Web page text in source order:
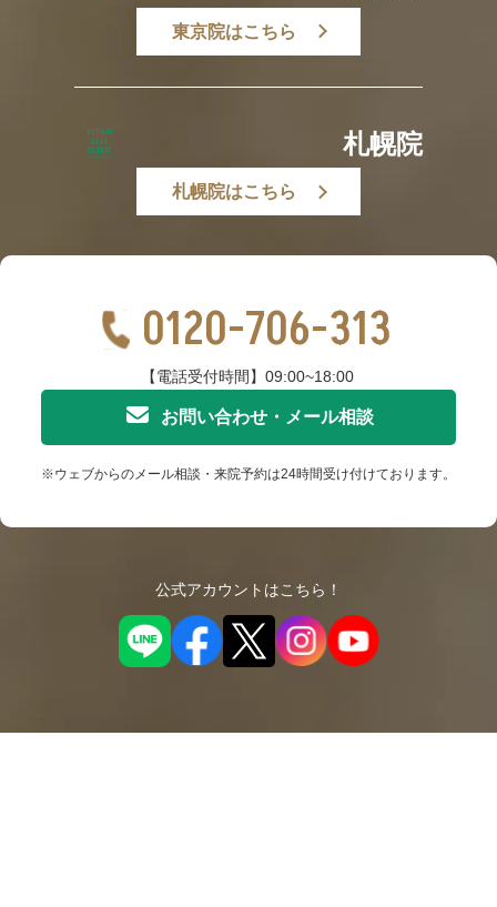
東京院はこちら
札幌院
札幌院はこちら
0120-706-313
【電話受付時間】09:00~18:00
お問い合わせ・メール相談
※ウェブからのメール相談・来院予約は24時間受け付けております。
公式アカウントはこちら！